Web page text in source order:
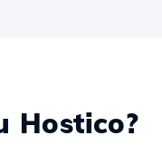
Hostico?